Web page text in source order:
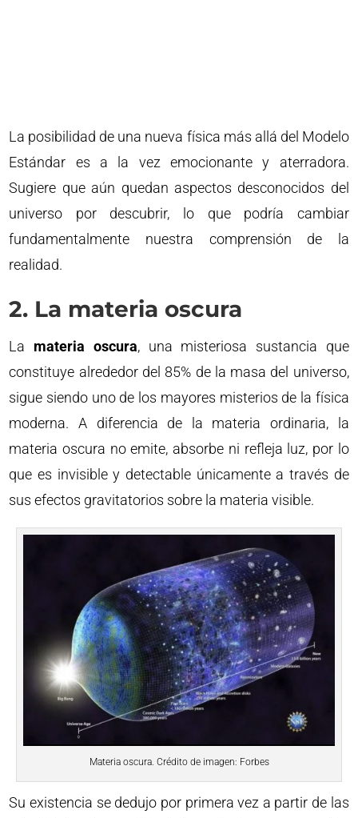
La posibilidad de una nueva física más allá del Modelo
Estándar es a la vez emocionante y aterradora.
Sugiere que aún quedan aspectos desconocidos del
universo por descubrir, lo que podría cambiar
fundamentalmente nuestra comprensión de la
realidad.
2. La materia oscura
La materia oscura, una misteriosa sustancia que
constituye alrededor del 85% de la masa del universo,
sigue siendo uno de los mayores misterios de la física
moderna. A diferencia de la materia ordinaria, la
materia oscura no emite, absorbe ni refleja luz, por lo
que es invisible y detectable únicamente a través de
sus efectos gravitatorios sobre la materia visible.
Materia oscura. Crédito de imagen: Forbes
Su existencia se dedujo por primera vez a partir de las